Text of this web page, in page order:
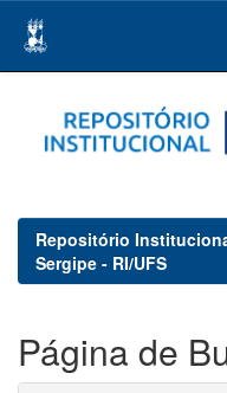
navigation
Repositório
Sergipe - RI/UFS
Página de